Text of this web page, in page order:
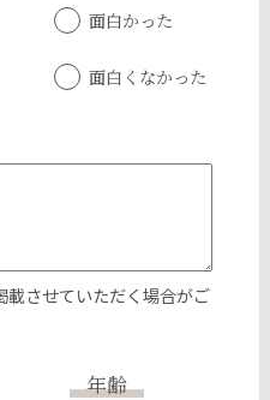
面白かった
面白くなかった
させていただく場合がご
年齢